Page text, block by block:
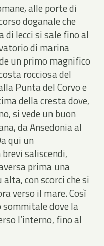
alle porte di
doganale che
lecci si sale fino al
di marina
un primo magnifico
rocciosa del
Punta del Corvo e
della cresta dove,
si vede un buon
da Ansedonia al
qui un
saliscendi,
prima una
con scorci che si
verso il mare. Così
sommitale dove la
l’interno, fino al